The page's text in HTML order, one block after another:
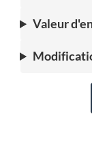
Valeur